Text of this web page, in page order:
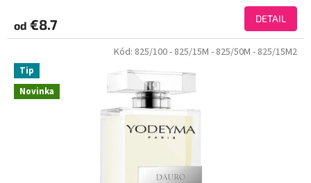
od €8.7 DETAIL
Novinka
Tip
Kód: 825/100- 825/15M - 825/50M - 825/15M2